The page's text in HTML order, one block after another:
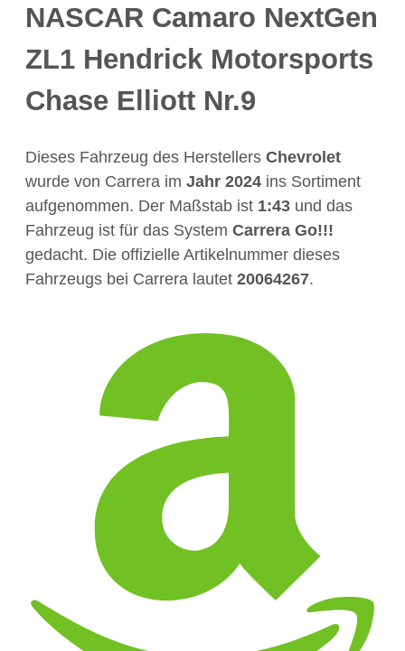
NASCAR Camaro NextGen
ZL1 Hendrick Motorsports
Chase Elliott Nr.9
Dieses Fahrzeug des Herstellers Chevrolet
wurde von Carrera im Jahr 2024 ins Sortiment
aufgenommen. Der Maßstab ist 1:43 und das
Fahrzeug ist für das System Carrera Go!!!
gedacht. Die offizielle Artikelnummer dieses
Fahrzeugs bei Carrera lautet 20064267.